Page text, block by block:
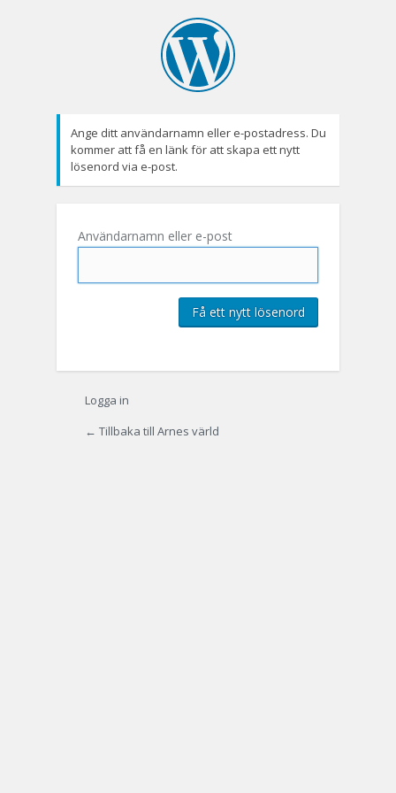
Ange ditt användarnamn eller e-postadress. Du
kommer att få en länk för att skapa ett nytt
lösenord via e-post.
Användarnamn eller e-post
Logga in
← Tillbaka till Arnes värld